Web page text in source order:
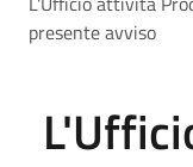
presente avviso